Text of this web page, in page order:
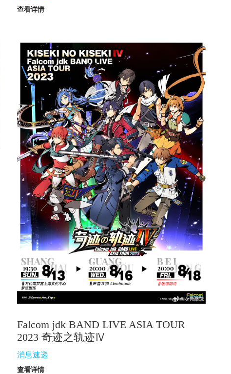
查看详情
Falcom jdk BAND LIVE ASIA TOUR
2023 奇迹之轨迹Ⅳ
消息速递
查看详情